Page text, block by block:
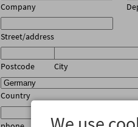
Company
Street/address
Postcode City
Country